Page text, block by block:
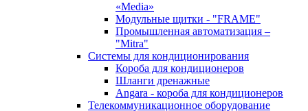
«Media»
Модульные щитки - "FRAME"
Промышленная автоматизация –
"Mitra"
Системы для кондиционирования
Короба для кондиционеров
Шланги дренажные
Angara - короба для кондиционеров
Телекоммуникационное оборудование